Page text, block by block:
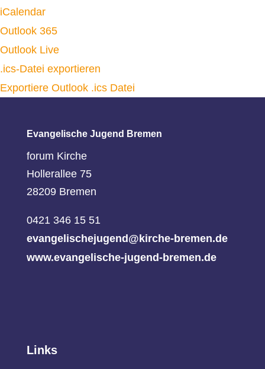
iCalendar
Outlook 365
Outlook Live
.ics-Datei exportieren
Exportiere Outlook .ics Datei
Evangelische Jugend Bremen
forum Kirche
Hollerallee 75
28209 Bremen
0421 346 15 51
evangelischejugend@kirche-bremen.de
www.evangelische-jugend-bremen.de
Links